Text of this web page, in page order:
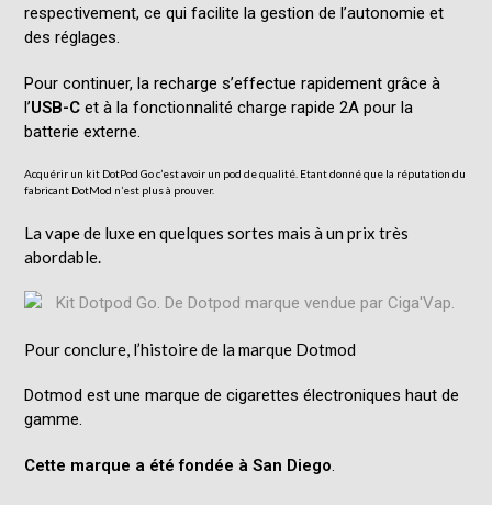
respectivement, ce qui facilite la gestion de l’autonomie et
des réglages.
Pour continuer, la recharge s’effectue rapidement grâce à
l’USB-C et à la fonctionnalité charge rapide 2A pour la
batterie externe.
Acquérir un kit DotPod Go c’est avoir un pod de qualité. Etant donné que la réputation du
fabricant DotMod n’est plus à prouver.
La vape de luxe en quelques sortes mais à un prix très
abordable.
Pour conclure, l’histoire de la marque Dotmod
Dotmod est une marque de cigarettes électroniques haut de
gamme.
Cette marque a été fondée à San Diego